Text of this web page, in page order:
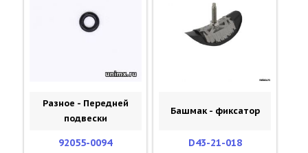
Разное - Передней
подвески
92055-0094
Башмак - фиксатор
D43-21-018